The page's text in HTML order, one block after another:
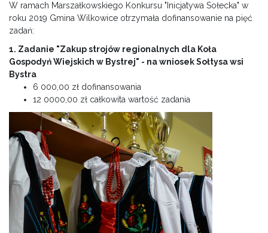
W ramach Marszałkowskiego Konkursu "Inicjatywa Sołecka" w
roku 2019 Gmina Wilkowice otrzymała dofinansowanie na pięć
zadań:
1. Zadanie "Zakup strojów regionalnych dla Koła
Gospodyń Wiejskich w Bystrej" - na wniosek Sołtysa wsi
Bystra
6 000,00 zł dofinansowania
12 0000,00 zł całkowita wartość zadania